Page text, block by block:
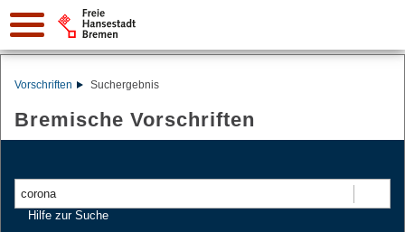
Vorschriften Suchergebnis
Bremische Vorschriften
Hilfe zur Suche